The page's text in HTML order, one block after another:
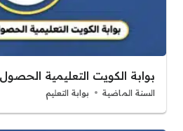
بوابة الكويت التعليمية
السنة الماضية بوابة التعليم